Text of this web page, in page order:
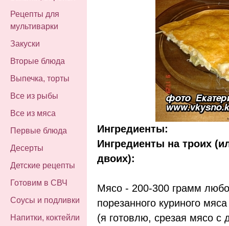
Рецепты для
мультиварки
Закуски
Вторые блюда
Выпечка, торты
Все из рыбы
Все из мяса
Первые блюда
Десерты
Детские рецепты
Готовим в СВЧ
Соусы и подливки
Напитки, коктейли
Ингредиенты:
Ингредиенты на троих
двоих):
Мясо - 200-300 грамм
порезанного куриного мяса
(я готовлю, срезая мясо с